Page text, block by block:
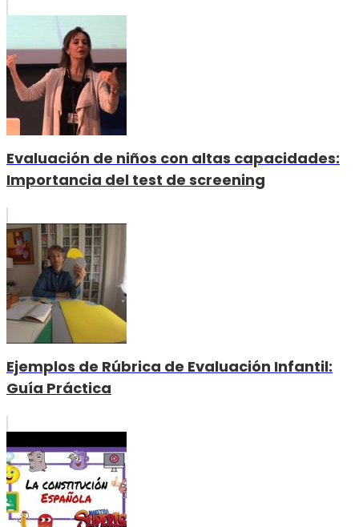
Evaluación de niños con altas capacidades:
Importancia del test de screening
Ejemplos de Rúbrica de Evaluación Infantil:
Guía Práctica